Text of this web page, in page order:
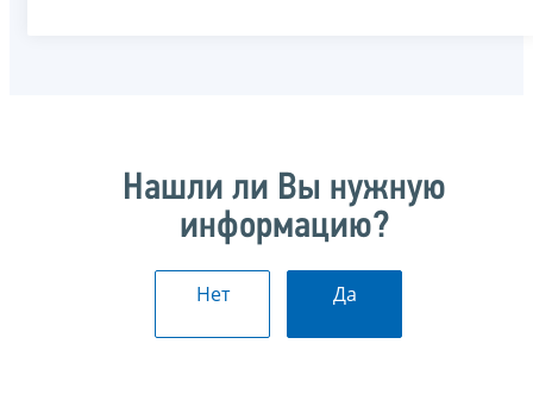
Нашли ли Вы нужную
информацию?
Нет Да